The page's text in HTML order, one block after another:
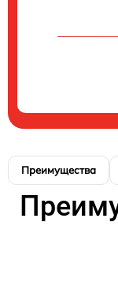
Преимущества